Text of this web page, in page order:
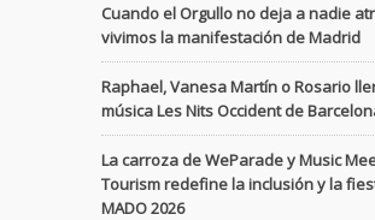
Cuando el Orgullo no deja a nadie
vivimos la manifestación de Madrid
Raphael, Vanesa Martín o Rosario
música Les Nits Occident de
La carroza de WeParade y Music
Tourism redefine la inclusión y la
MADO 2026